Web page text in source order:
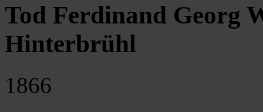
Tod Ferdinand Georg
Hinterbrühl
1866